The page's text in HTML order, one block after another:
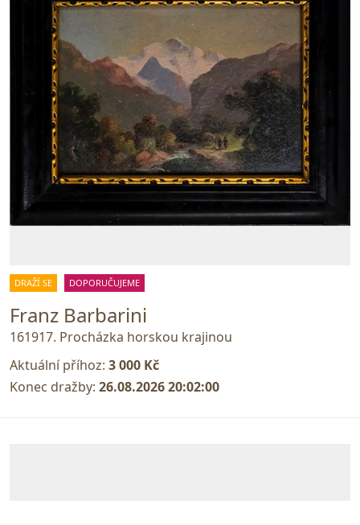
DRAŽÍ SE DOPORUČUJEME
Franz Barbarini
161917. Procházka horskou krajinou
Aktuální příhoz: 3 000 Kč
Konec dražby: 26.08.2026 20:02:00